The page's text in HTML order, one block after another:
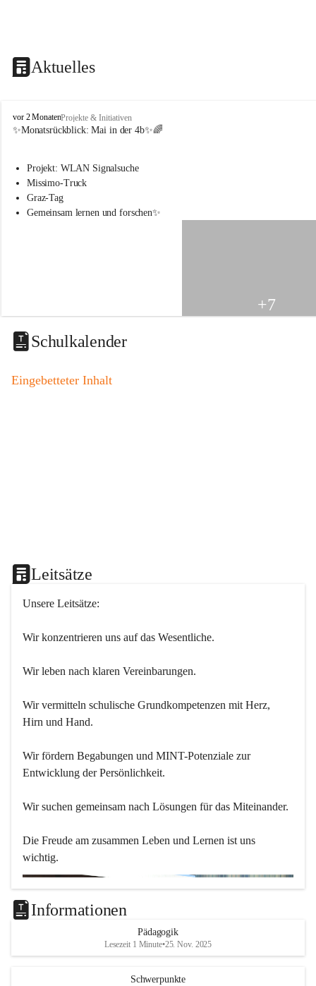
Aktuelles
V
o
s
s
c
i
t
a
o
vor 2 MonatenProjekte & Initiativen
✨Monatsrückblick: Mai in der 4b✨🌈
Projekt: WLAN Signalsuche
Missimo-Truck
Graz-Tag
Gemeinsam lernen und forschen✨
+7
Schulkalender
Eingebetteter Inhalt
Leitsätze
Unsere Leitsätze:
Wir konzentrieren uns auf das Wesentliche.
Wir leben nach klaren Vereinbarungen.
Wir vermitteln schulische Grundkompetenzen mit Herz,
Hirn und Hand.
Wir fördern Begabungen und MINT-Potenziale zur
Entwicklung der Persönlichkeit.
Wir suchen gemeinsam nach Lösungen für das Miteinander.
Die Freude am zusammen Leben und Lernen ist uns
wichtig.
Informationen
Pädagogik
Lesezeit 1 Minute•25. Nov. 2025
Schwerpunkte